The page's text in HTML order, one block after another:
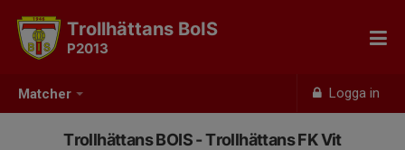
Matcher Logga in
Trollhättans BoIS
P2013
Trollhättans BOIS - Trollhättans FK Vit